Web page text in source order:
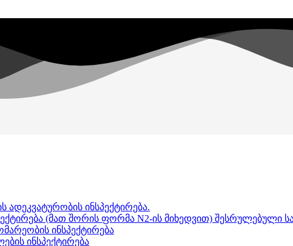
ადეკვატურობის ინსპექტირება.
(მათ შორის ფორმა N2-ის მიხედვით) შესრულებული
ინსპექტირება
ინსპექტირება